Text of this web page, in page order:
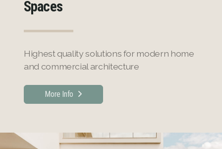
Spaces
Highest quality solutions for modern home
and commercial architecture
More Info